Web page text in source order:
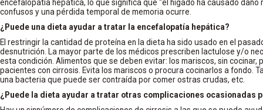
encefalopatía hepática, lo que significa que “el hígado ha causado daño
confusos y una pérdida temporal de memoria ocurre.
¿Puede una dieta ayudar a tratar la encefalopatía hepática?
El restringir la cantidad de proteína en la dieta ha sido usado en el
desnutrición. La mayor parte de los médicos prescriben lactulose y/o
esta condición. Alimentos que se deben evitar: los mariscos, sin cocinar,
pacientes con cirrosis. Evita los mariscos o procura cocinarlos a fondo.
una bacteria que puede ser contraída por comer ostras crudas, etc.
¿Puede la dieta ayudar a tratar otras complicaciones ocasionadas